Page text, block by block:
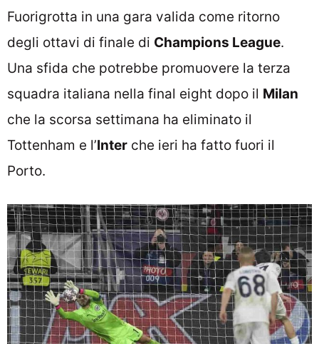
Fuorigrotta in una gara valida come ritorno
degli ottavi di finale di Champions League.
Una sfida che potrebbe promuovere la terza
squadra italiana nella final eight dopo il Milan
che la scorsa settimana ha eliminato il
Tottenham e l’Inter che ieri ha fatto fuori il
Porto.